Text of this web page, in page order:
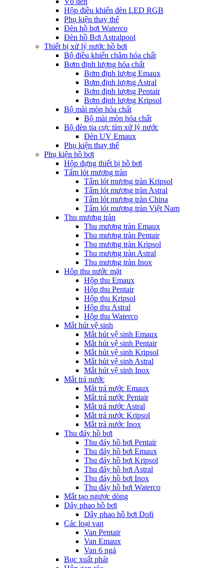
Hộp điều khiển đèn LED RGB
Phụ kiện thay thế
Đèn hồ bơi Waterco
Đèn hồ Bơi Astralpool
Thiết bị xử lý nước hồ bơi
Bộ điều khiển châm hóa chất
Bơm định lượng hóa chất
Bơm định lượng Emaux
Bơm định lượng Astral
Bơm định lượng Pentair
Bơm định lượng Kripsol
Bộ mài mòn hóa chất
Bộ mài mòn hóa chất
Bộ đèn tia cực tím xử lý nước
Đèn UV Emaux
Phụ kiện thay thế
Phụ kiện hồ bơi
Hộp đựng thiết bị hồ bơi
Tấm lót mương tràn
Tấm lót mương tràn Kripsol
Tấm lót mương tràn Astral
Tấm lót mương tràn China
Tấm lót mương tràn Việt Nam
Thu mương tràn
Thu mương tràn Emaux
Thu mương tràn Pentair
Thu mương tràn Kripsol
Thu mương tràn Astral
Thu mương tràn Inox
Hôp thu nước mặt
Hộp thu Emaux
Hộp thu Pentair
Hộp thu Kripsol
Hộp thu Astral
Hộp thu Waterco
Mắt hút vệ sinh
Mắt hút vệ sinh Emaux
Mắt hút vệ sinh Pentair
Mắt hút vệ sinh Kripsol
Mắt hút vệ sinh Astral
Mắt hút vệ sinh Inox
Mắt trả nước
Mắt trả nước Emaux
Mắt trả nước Pentair
Mắt trả nước Astral
Mắt trả nước Kripsol
Mắt trả nước Inox
Thu đáy hồ bơi
Thu đáy hồ bơi Pentair
Thu đáy hồ bơi Emaux
Thu đáy hồ bơi Kripsol
Thu đáy hồ bơi Astral
Thu đáy hồ bơi Inox
Thu đáy hồ bơi Waterco
Mắt tạo ngược dòng
Dây phao hồ bơi
Dây phao hồ bơi Dofi
Các loại van
Van Pentair
Van Emaux
Van 6 ngả
Bục xuất phát